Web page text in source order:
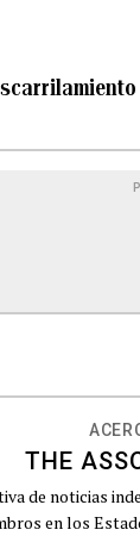
THE
de noticias
en los